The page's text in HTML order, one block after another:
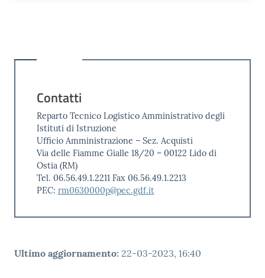
Contatti
Reparto Tecnico Logistico Amministrativo degli
Istituti di Istruzione
Ufficio Amministrazione – Sez. Acquisti
Via delle Fiamme Gialle 18/20 – 00122 Lido di
Ostia (RM)
Tel. 06.56.49.1.2211 Fax 06.56.49.1.2213
PEC: rm0630000p@pec.gdf.it
Ultimo aggiornamento: 22-03-2023, 16:40